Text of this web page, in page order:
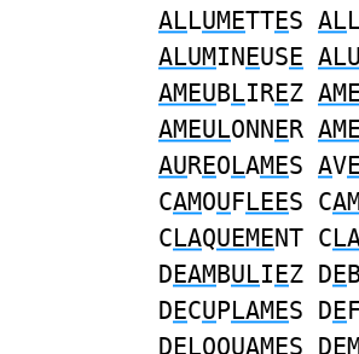
ALLUMETTES AL
ALUMINEUSE
AMEUBLIREZ
AMEULONNER
AUREOLAMES AV
CAMOUFLEES C
CLAQUEMENT C
DEAMBULIEZ DE
DECUPLAMES DE
DELOQUAMES D